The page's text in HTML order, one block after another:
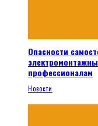
Опасности
профессионалам
Новости